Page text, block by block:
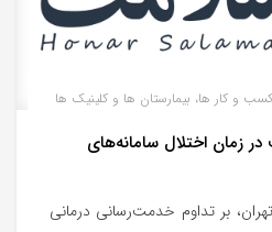
کسب و کار ها، بیمارستان ها و کلینیک ها
زمان اختلال سامانه‌های
بر تداوم خدمت‌رسانی درمانی